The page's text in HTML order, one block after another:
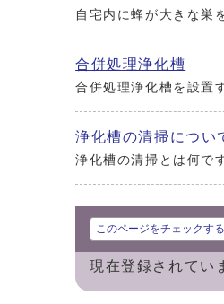
自宅内に蜂が大きな巣
合併処理浄化槽
合併処理浄化槽を設置
浄化槽の清掃につい
浄化槽の清掃とは何で
このページをチェックする
現在登録されてい